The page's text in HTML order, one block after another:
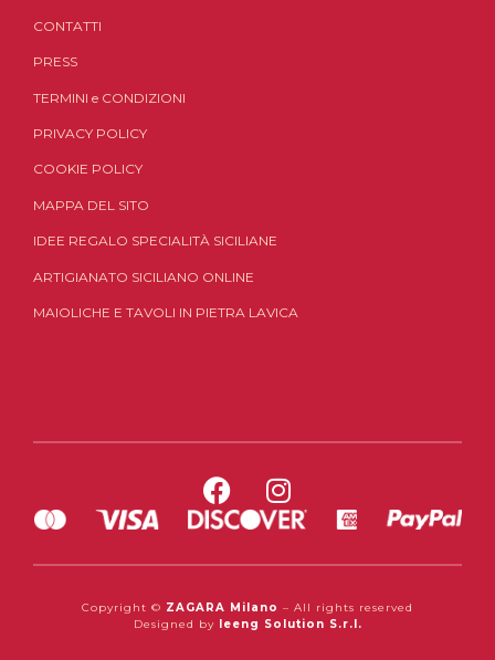
CONTATTI
PRESS
TERMINI e CONDIZIONI
PRIVACY POLICY
COOKIE POLICY
MAPPA DEL SITO
IDEE REGALO SPECIALITÀ SICILIANE
ARTIGIANATO SICILIANO ONLINE
MAIOLICHE E TAVOLI IN PIETRA LAVICA
Copyright © ZAGARA Milano – All rights reserved
Designed by
Ieeng Solution S.r.l.